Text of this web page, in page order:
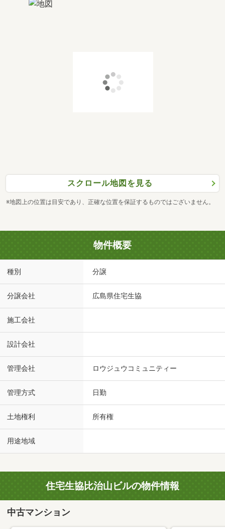
スクロール地図を見る
※地図上の位置は目安であり、正確な位置を保証するものではございません。
物件概要
種別 分譲
分譲会社 広島県住宅生協
施工会社
設計会社
管理会社 ロウジュウコミュニティー
管理方式 日勤
土地権利 所有権
用途地域
住宅生協比治山ビルの物件情報
中古マンション